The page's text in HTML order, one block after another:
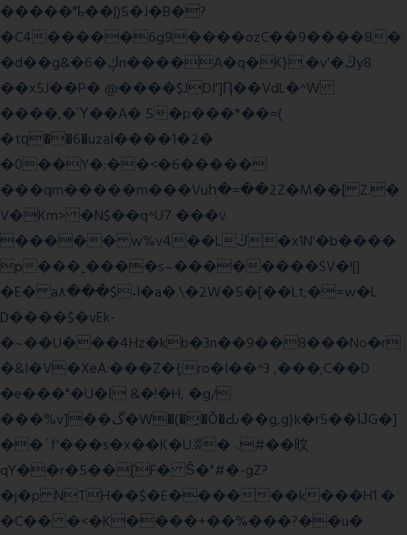
�����"ҍ��|)5�J�B�?
�C4�����6g9����ozC��9����8�
�d��g&�6�ڮn����A�q�K}.�v'�ڭy8
��x5J��P� @����$JDI']Ƞ��VdL�^W
����,�Ύ��A� 5�p���*��=(
�tԛ��6�uzaІ����1�2�
�0��Y�;��<�6�����
���qm�����m���Vuհ�=��2Z�M��ɭ Z.�
V�Km> �N$��q^U7 ���v
����� w%v4��Lڭ�x1N'�b����
p���˿����s~��������SV�![|
�E� a٨���$˖I�a�.\�2W�5�[��Lt;�=w�L
D����$�vEk-
�~��U���4Hz�kb�3n��9��8���No�r
�&I�V�XeA:���Z�{;ro�I��^3 ,���;C��D
�e���"�U�ǀ &�!�H, �g/
���%v]��گ�W�(�̟�Õ�Ԃ��g,g}k�r5��ĲG�]
��`f'���s�x��K�U.ʬ�ۃ#��旼
qY��r�5��[F� Ŝ�"#�-gZ?
�j�p NTH��$�E������k���H1 �
�C�� �<�K����+��%���?��u�